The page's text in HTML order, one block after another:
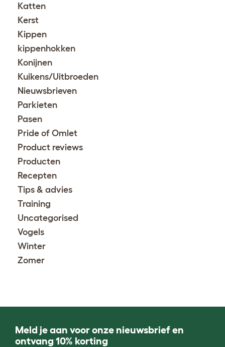
Katten
Kerst
Kippen
kippenhokken
Konijnen
Kuikens/Uitbroeden
Nieuwsbrieven
Parkieten
Pasen
Pride of Omlet
Product reviews
Producten
Recepten
Tips & advies
Training
Uncategorised
Vogels
Winter
Zomer
Meld je aan voor onze nieuwsbrief en
ontvang 10% korting